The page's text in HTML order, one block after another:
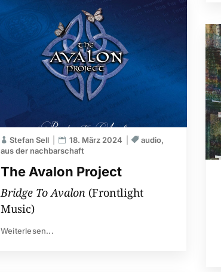
The Avalon Project
Stefan Sell 18. März 2024
audio
aus der nachbarschaft
Bridge To Avalon (Frontlight
Music)
Weiterlesen...